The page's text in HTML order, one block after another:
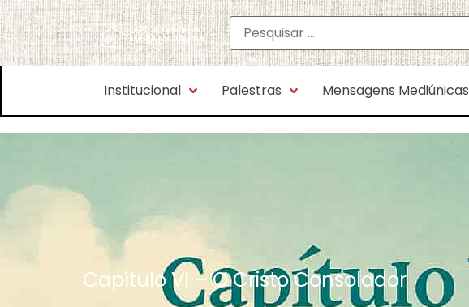
Institucional Palestras Mensagens Mediúnicas
Capítulo VI – O Cristo Consolador